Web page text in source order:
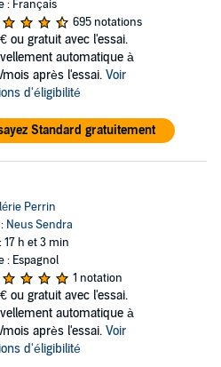
: Français
695 notations
ou gratuit avec l'essai.
automatique à
mois après l'essai. Voir
d'éligibilité
Standard gratuitement
Perrin
Neus Sendra
17 h et 3 min
: Espagnol
1 notation
ou gratuit avec l'essai.
automatique à
mois après l'essai. Voir
d'éligibilité